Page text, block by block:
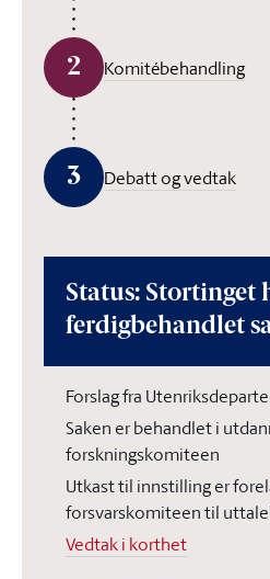
2 Komitébehandling
3 Debatt og vedtak
Status: Stortinget
ferdigbehandlet
Forslag fra
Saken er behandlet i
forskningskomiteen
Utkast til innstilling er
forsvarskomiteen til
Vedtak i korthet